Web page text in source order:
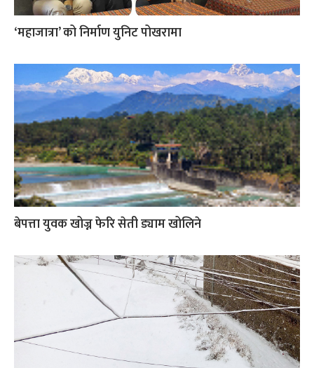
‘महाजात्रा’ को निर्माण युनिट पोखरामा
बेपत्ता युवक खोज्न फेरि सेती ड्याम खोलिने